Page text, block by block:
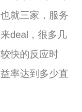
就三家，服务
deal，很多几
快的反应时
率达到多少直